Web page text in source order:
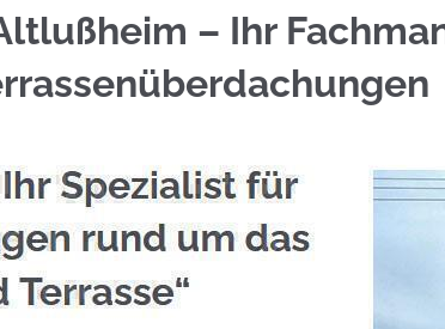
für Altlußheim bei
– Ihr